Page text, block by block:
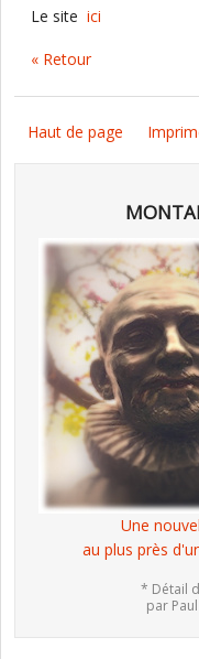
Le site ici
« Retour
Haut de page
Une
au plus près
* Détail
par